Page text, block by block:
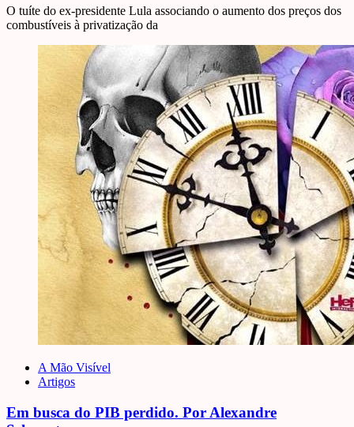
O tuíte do ex-presidente Lula associando o aumento dos preços dos
combustíveis à privatização da
A Mão Visível
Artigos
Em busca do PIB perdido. Por Alexandre